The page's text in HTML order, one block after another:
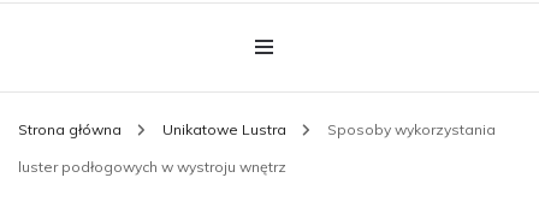
Strona główna Unikatowe Lustra Sposoby wykorzystania
luster podłogowych w wystroju wnętrz